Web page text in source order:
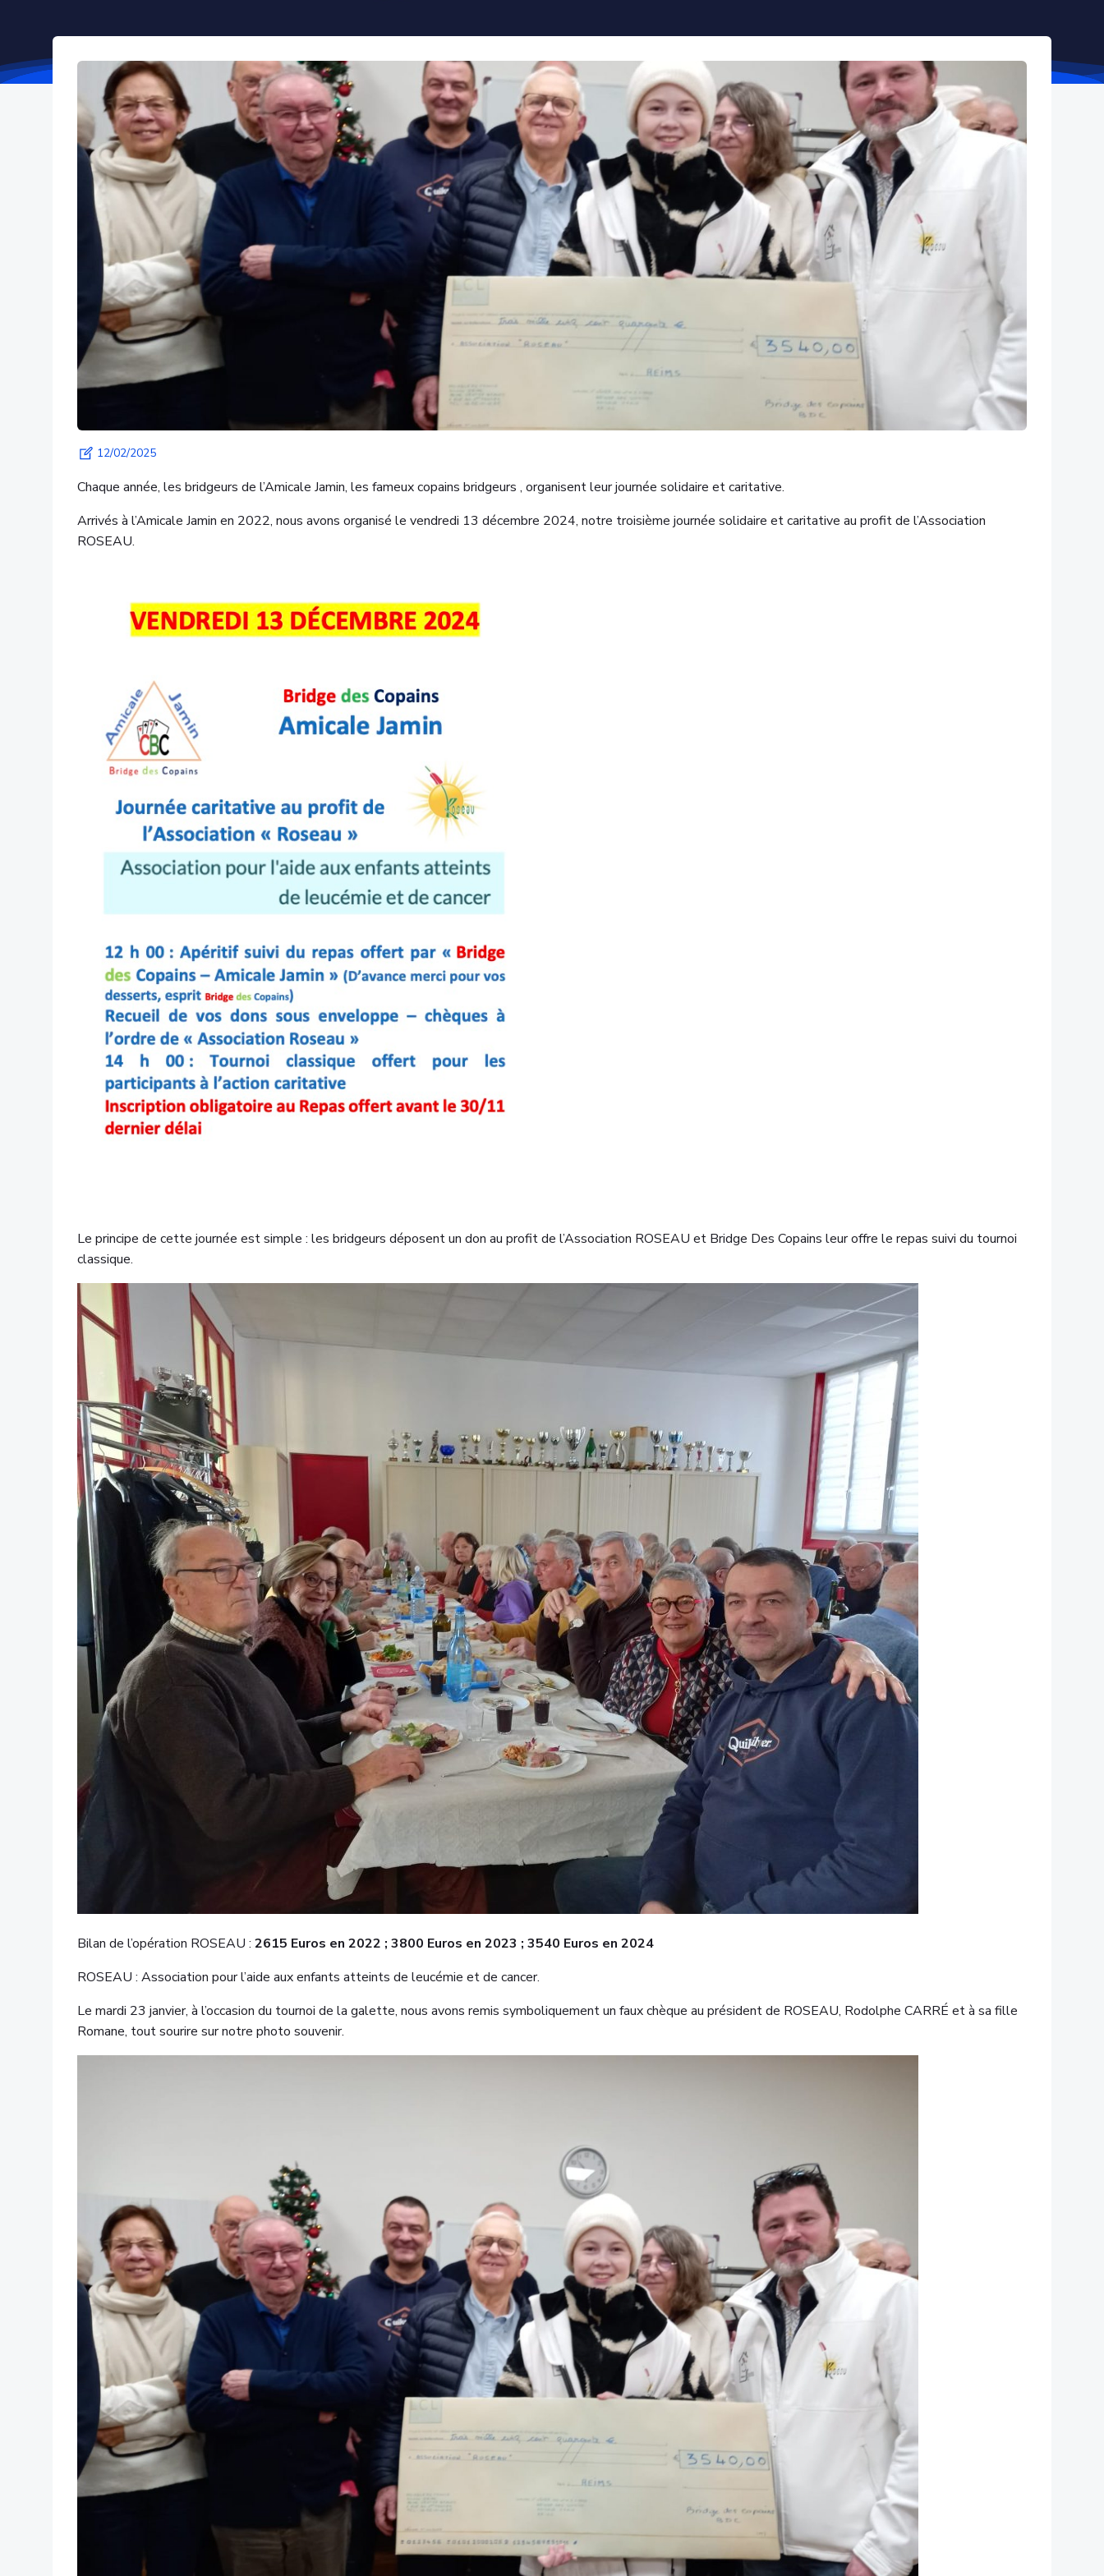
12/02/2025
Chaque année, les bridgeurs de l’Amicale Jamin, les fameux copains bridgeurs , organisent leur journée solidaire et caritative.
Arrivés à l’Amicale Jamin en 2022, nous avons organisé le vendredi 13 décembre 2024, notre troisième journée solidaire et caritative au profit de l’Association
ROSEAU.
Le principe de cette journée est simple : les bridgeurs déposent un don au profit de l’Association ROSEAU et Bridge Des Copains leur offre le repas suivi du tournoi
classique.
Bilan de l’opération ROSEAU : 2615 Euros en 2022 ; 3800 Euros en 2023 ; 3540 Euros en 2024
ROSEAU : Association pour l’aide aux enfants atteints de leucémie et de cancer.
Le mardi 23 janvier, à l’occasion du tournoi de la galette, nous avons remis symboliquement un faux chèque au président de ROSEAU, Rodolphe CARRÉ et à sa fille
Romane, tout sourire sur notre photo souvenir.